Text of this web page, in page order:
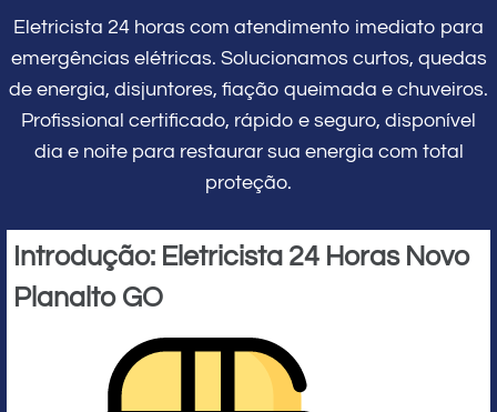
Eletricista 24 horas com atendimento imediato para
emergências elétricas. Solucionamos curtos, quedas
de energia, disjuntores, fiação queimada e chuveiros.
Profissional certificado, rápido e seguro, disponível
dia e noite para restaurar sua energia com total
proteção.
Introdução: Eletricista 24 Horas Novo
Planalto GO